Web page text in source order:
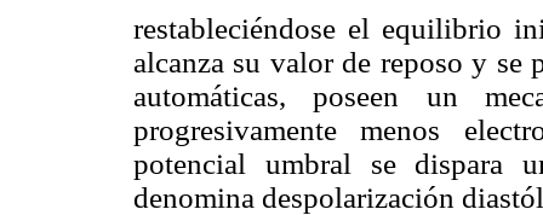
restableciéndose el equilibrio
alcanza su valor de reposo y se
automáticas, poseen un
progresivamente menos
potencial umbral se dispara
denomina despolarización